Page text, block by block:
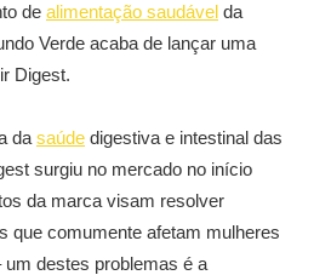
de alimentação saudável da
Verde acaba de lançar uma
Digest.
da saúde digestiva e intestinal das
surgiu no mercado no início
da marca visam resolver
que comumente afetam mulheres
destes problemas é a